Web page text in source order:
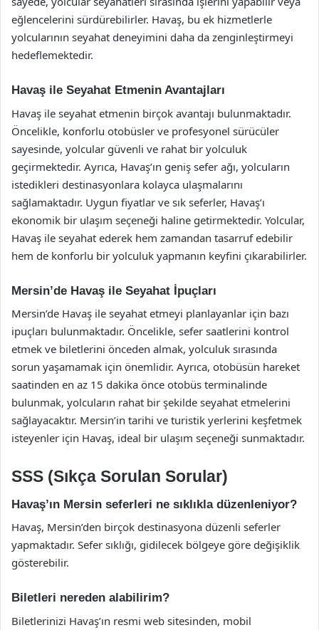
eğlencelerini sürdürebilirler. Havaş, bu ek hizmetlerle
yolcularının seyahat deneyimini daha da zenginleştirmeyi
hedeflemektedir.
Havaş ile Seyahat Etmenin Avantajları
Havaş ile seyahat etmenin birçok avantajı bulunmaktadır.
Öncelikle, konforlu otobüsler ve profesyonel sürücüler
sayesinde, yolcular güvenli ve rahat bir yolculuk
geçirmektedir. Ayrıca, Havaş’ın geniş sefer ağı, yolcuların
istedikleri destinasyonlara kolayca ulaşmalarını
sağlamaktadır. Uygun fiyatlar ve sık seferler, Havaş’ı
ekonomik bir ulaşım seçeneği haline getirmektedir. Yolcular,
Havaş ile seyahat ederek hem zamandan tasarruf edebilir
hem de konforlu bir yolculuk yapmanın keyfini çıkarabilirler.
Mersin’de Havaş ile Seyahat İpuçları
Mersin’de Havaş ile seyahat etmeyi planlayanlar için bazı
ipuçları bulunmaktadır. Öncelikle, sefer saatlerini kontrol
etmek ve biletlerini önceden almak, yolculuk sırasında
sorun yaşamamak için önemlidir. Ayrıca, otobüsün hareket
saatinden en az 15 dakika önce otobüs terminalinde
bulunmak, yolcuların rahat bir şekilde seyahat etmelerini
sağlayacaktır. Mersin’in tarihi ve turistik yerlerini keşfetmek
isteyenler için Havaş, ideal bir ulaşım seçeneği sunmaktadır.
SSS (Sıkça Sorulan Sorular)
Havaş’ın Mersin seferleri ne sıklıkla düzenleniyor?
Havaş, Mersin’den birçok destinasyona düzenli seferler
yapmaktadır. Sefer sıklığı, gidilecek bölgeye göre değişiklik
gösterebilir.
Biletleri nereden alabilirim?
Biletlerinizi Havaş’ın resmi web sitesinden, mobil